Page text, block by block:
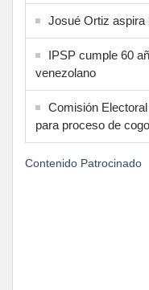
Josué Ortiz aspira
IPSP cumple 60
venezolano
Comisión
para proceso de
Contenido Patrocinado